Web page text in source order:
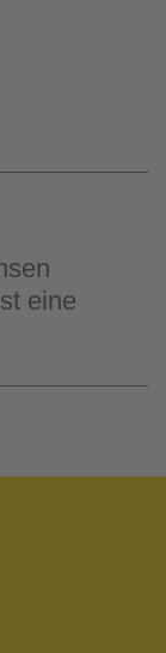
eine